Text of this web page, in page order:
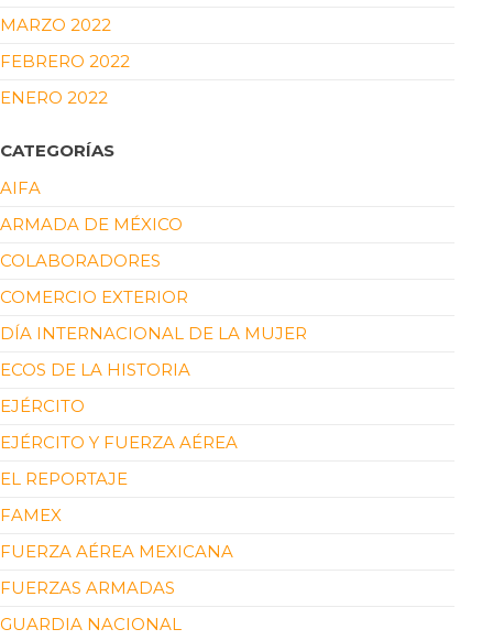
MARZO 2022
FEBRERO 2022
ENERO 2022
CATEGORÍAS
AIFA
ARMADA DE MÉXICO
COLABORADORES
COMERCIO EXTERIOR
DÍA INTERNACIONAL DE LA MUJER
ECOS DE LA HISTORIA
EJÉRCITO
EJÉRCITO Y FUERZA AÉREA
EL REPORTAJE
FAMEX
FUERZA AÉREA MEXICANA
FUERZAS ARMADAS
GUARDIA NACIONAL